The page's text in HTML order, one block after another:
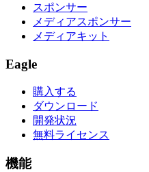
スポンサー
メディアスポンサー
メディアキット
Eagle
購入する
ダウンロード
開発状況
無料ライセンス
機能